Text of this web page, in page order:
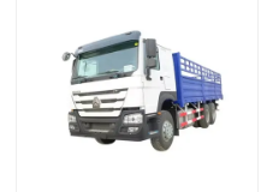
Produk
Video